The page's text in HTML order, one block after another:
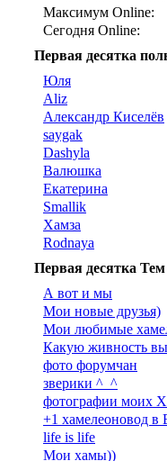
Максимум Online:
Сегодня Online:
Первая десятка
Юля
Aliz
Александр Киселёв
saygak
Dashyla
Валюшка
Екатерина
Smallik
Хамза
Rodnaya
Первая десятка
А вот и мы
Мои новые друзья)
Мои любимые
Какую живность
фото форумчан
зверики ^_^
фотографии
+1 хамелеоновод
life is life
Мои хамы))